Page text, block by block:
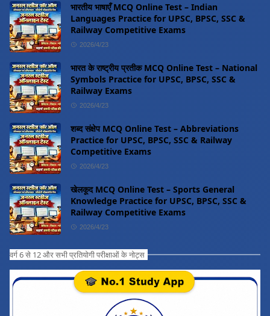
भारतीय भाषाएँ MCQ Online Test – Indian
Languages Practice for UPSC, BPSC, SSC &
Railway Competitive Exams
2026/4/23
भारत के राष्ट्रीय प्रतीक MCQ Online Test – National
Symbols Practice for UPSC, BPSC, SSC &
Railway Exams
2026/4/23
शब्द संक्षेप MCQ Online Test – Abbreviations
Practice for UPSC, BPSC, SSC & Railway
Competitive Exams
2026/4/23
खेलकूद MCQ Online Test – Sports General
Knowledge Practice for UPSC, BPSC, SSC &
Railway Competitive Exams
2026/4/23
वर्ग 6 से 12 और सभी प्रतियोगी परीक्षाओं के नोट्स